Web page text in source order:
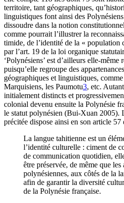
territoire, tant géographiques,
linguistiques font ainsi des
dissoudre dans la notion
comme pourrait l’illustrer la
timide, de l’identité de la « population
par l’art. 19 de la loi organique
‘Polynésiens’ est d’ailleurs elle-
puisqu’elle regroupe des
géographiques et linguistiques,
Marquisiens, les Paumotu3, etc.
initialement distincts et
colonial devenu ensuite la Polynésie
le statut polynésien (Bui-Xuan 2005).
précitée dispose ainsi en son article 57
La langue tahitienne est un
l’identité culturelle : ciment de
de communication quotidien,
être préservée, de même que les
polynésiennes, aux côtés de la
afin de garantir la diversité
de la Polynésie française.